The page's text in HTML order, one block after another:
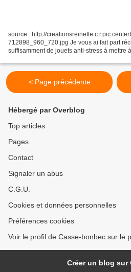
source : http://
712898_960_720.jpg Je vous ai fait part
suffisamment de jouets anti-stress à mettre
< Page précédente
Hébergé par Overblog
Top articles
Pages
Contact
Signaler un abus
C.G.U.
Cookies et données personnelles
Préférences cookies
Voir le profil de Casse-bonbec sur le
Créer un blog sur